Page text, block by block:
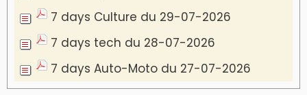
7 days Culture du 29-07-2026
7 days tech du 28-07-2026
7 days Auto-Moto du 27-07-2026